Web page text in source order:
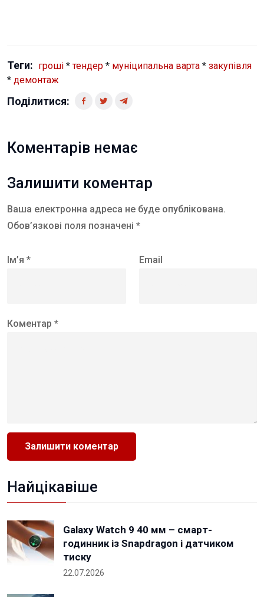
Теги: гроші *тендер * муніципальна варта * закупівля
* демонтаж
Поділитися:
Коментарів немає
Залишити коментар
Ваша електронна адреса не буде опублікована.
Обов’язкові поля позначені *
Ім’я * Email
Коментар *
Найцікавіше
Galaxy Watch 9 40 мм – смарт-
годинник із Snapdragon і датчиком
тиску
22.07.2026